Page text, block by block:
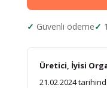
Güvenli ödeme
Üretici, İyisi
21.02.2024